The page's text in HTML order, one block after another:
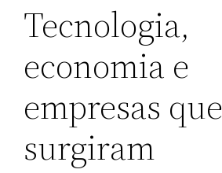
Tecnologia,
economia e
empresas que
surgiram